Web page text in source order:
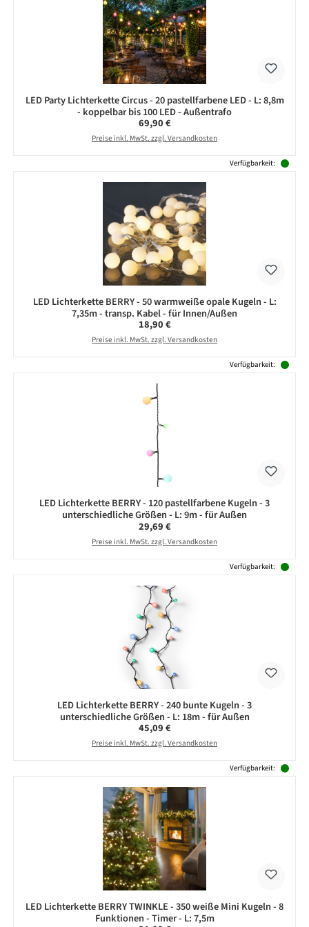
LED Party Lichterkette Circus - 20 pastellfarbene LED - L: 8,8m
- koppelbar bis 100 LED - Außentrafo
Regulärer Preis:
69,90 €
Preise inkl. MwSt. zzgl. Versandkosten
Verfügbarkeit:
LED Lichterkette BERRY - 50 warmweiße opale Kugeln - L:
7,35m - transp. Kabel - für Innen/Außen
Regulärer Preis:
18,90 €
Preise inkl. MwSt. zzgl. Versandkosten
Verfügbarkeit:
LED Lichterkette BERRY - 120 pastellfarbene Kugeln - 3
unterschiedliche Größen - L: 9m - für Außen
Regulärer Preis:
29,69 €
Preise inkl. MwSt. zzgl. Versandkosten
Verfügbarkeit:
LED Lichterkette BERRY - 240 bunte Kugeln - 3
unterschiedliche Größen - L: 18m - für Außen
Regulärer Preis:
45,09 €
Preise inkl. MwSt. zzgl. Versandkosten
Verfügbarkeit:
LED Lichterkette BERRY TWINKLE - 350 weiße Mini Kugeln - 8
Funktionen - Timer - L: 7,5m